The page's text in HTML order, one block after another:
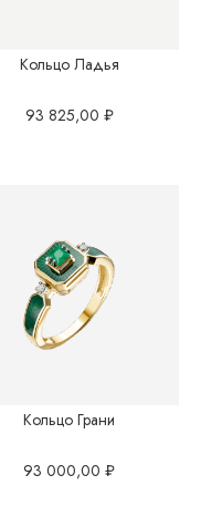
Кольцо Ладья
93 825,00 ₽
Кольцо Грани
93 000,00 ₽